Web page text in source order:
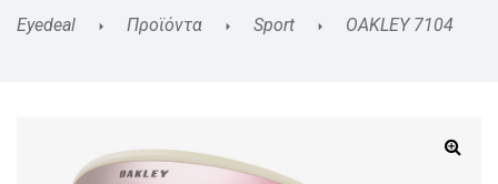
Eyedeal Προϊόντα Sport OAKLEY 7104